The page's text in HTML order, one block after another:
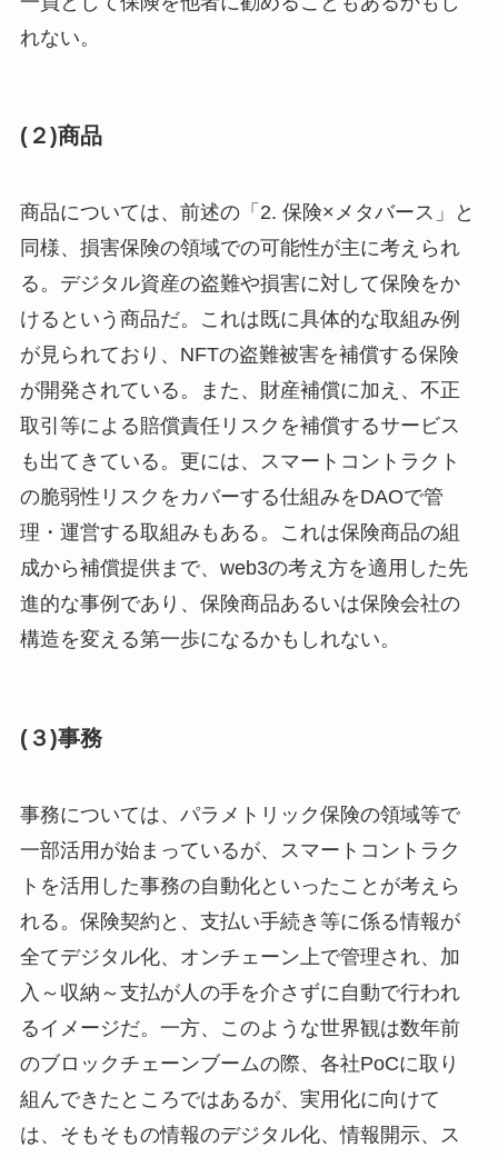
れない。
(２)商品
商品については、前述の「2. 保険×メタバース」と
同様、損害保険の領域での可能性が主に考えられ
る。デジタル資産の盗難や損害に対して保険をか
けるという商品だ。これは既に具体的な取組み例
が見られており、NFTの盗難被害を補償する保険
が開発されている。また、財産補償に加え、不正
取引等による賠償責任リスクを補償するサービス
も出てきている。更には、スマートコントラクト
の脆弱性リスクをカバーする仕組みをDAOで管
理・運営する取組みもある。これは保険商品の組
成から補償提供まで、web3の考え方を適用した先
進的な事例であり、保険商品あるいは保険会社の
構造を変える第一歩になるかもしれない。
(３)事務
事務については、パラメトリック保険の領域等で
一部活用が始まっているが、スマートコントラク
トを活用した事務の自動化といったことが考えら
れる。保険契約と、支払い手続き等に係る情報が
全てデジタル化、オンチェーン上で管理され、加
入～収納～支払が人の手を介さずに自動で行われ
るイメージだ。一方、このような世界観は数年前
のブロックチェーンブームの際、各社PoCに取り
組んできたところではあるが、実用化に向けて
は、そもそもの情報のデジタル化、情報開示、ス